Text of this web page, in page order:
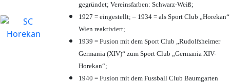
gegründet; Vereinsfarben: Schwarz-Weiß;
1927 = eingestellt; – 1934 = als Sport Club „Horekan“
Wien reaktiviert;
1939 = Fusion mit dem Sport Club „Rudolfsheimer
Germania (XIV)“ zum Sport Club „Germania XIV-
Horekan“;
1940 = Fusion mit dem Fussball Club Baumgarten